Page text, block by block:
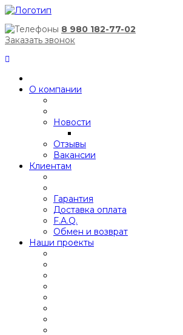
8 980 182-77-02
Заказать звонок
О компании
Новости
Отзывы
Вакансии
Клиентам
Гарантия
Доставка оплата
F.A.Q.
Обмен и возврат
Наши проекты